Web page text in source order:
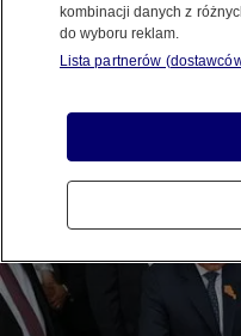
8.06.2026, 09:33
Posłuchaj
kombinacji danych z
do wyboru reklam.
Lista partnerów